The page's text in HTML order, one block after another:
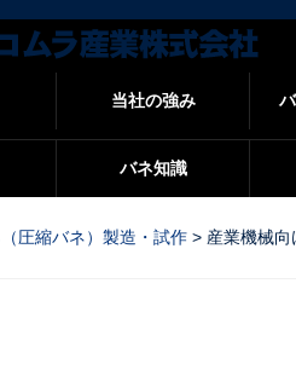
当社の強み
バネ知識
圧縮バネ）製造・試作 > 産業機械